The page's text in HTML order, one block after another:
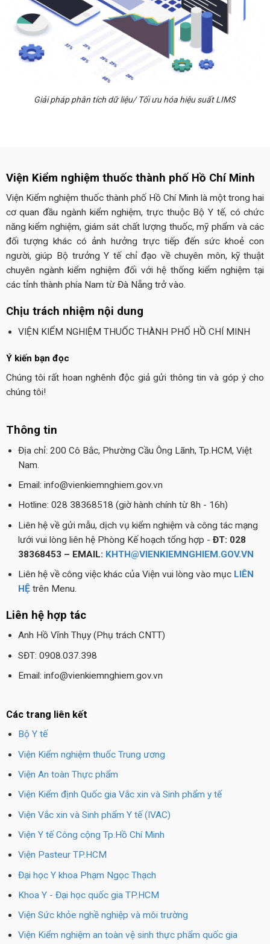
Giải pháp phân tích dữ liệu/ Tối ưu hóa hiệu suất LIMS
Viện Kiểm nghiệm thuốc thành phố Hồ Chí Minh
Viện Kiểm nghiệm thuốc thành phố Hồ Chí Minh là một trong hai
cơ quan đầu ngành kiểm nghiệm, trực thuộc Bộ Y tế, có chức
năng kiểm nghiệm, giám sát chất lượng thuốc, mỹ phẩm và các
đối tượng khác có ảnh hưởng trực tiếp đến sức khoẻ con
người, giúp Bộ trưởng Y tế chỉ đạo về chuyên môn, kỹ thuật
chuyên ngành kiểm nghiệm đối với hệ thống kiểm nghiệm tại
các tỉnh thành phía Nam từ Đà Nẵng trở vào.
Chịu trách nhiệm nội dung
VIỆN KIỂM NGHIỆM THUỐC THÀNH PHỐ HỒ CHÍ MINH
Ý kiến bạn đọc
Chúng tôi rất hoan nghênh độc giả gửi thông tin và góp ý cho
chúng tôi!
Thông tin
Địa chỉ: 200 Cô Bắc, Phường Cầu Ông Lãnh, Tp.HCM, Việt
Nam.
Email: info@vienkiemnghiem.gov.vn
Hotline: 028 38368518 (giờ hành chính từ 8h - 16h)
Liên hệ về gửi mẫu, dịch vụ kiểm nghiệm và công tác mạng
lưới vui lòng liên hệ Phòng Kế hoạch tổng hợp - ĐT: 028
38368453 – EMAIL: KHTH@VIENKIEMNGHIEM.GOV.VN
Liên hệ về công việc khác của Viện vui lòng vào mục LIÊN
HỆtrên Menu.
Liên hệ hợp tác
Anh Hồ Vĩnh Thụy (Phụ trách CNTT)
SĐT: 0908.037.398
Email: info@vienkiemnghiem.gov.vn
Các trang liên kết
Bộ Y tế
Viện Kiểm nghiệm thuốc Trung ương
Viện An toàn Thực phẩm
Viện Kiểm định Quốc gia Vắc xin và Sinh phẩm y tế
Viện Vắc xin và Sinh phẩm Y tế (IVAC)
Viện Y tế Công cộng Tp.Hồ Chí Minh
Viện Pasteur TP.HCM
Đại học Y khoa Phạm Ngọc Thạch
Khoa Y - Đại học quốc gia TP.HCM
Viện Sức khỏe nghề nghiệp và môi trường
Viện Kiểm nghiệm an toàn vệ sinh thực phẩm quốc gia